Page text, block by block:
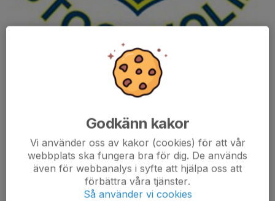
Söderkamraterna mötte IK Hephata på Stadshagens IP.
IF Söderkamraterna lyckades ta hem segern i årets första
Det var en stor trupp som samlades på Stadshagens
Idrottsplats i söndags. En fantastisk dag med 16 grader och sol
gjorde spelhumöret...
Godkänn kakor
Vi använder oss av kakor (cookies) för att vår
webbplats ska fungera bra för dig. De används
även för webbanalys i syfte att hjälpa oss att
förbättra våra tjänster.
Så använder vi cookies